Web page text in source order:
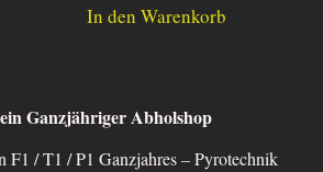
In den Warenkorb
Ganzjähriger Abholshop
F1 / T1 / P1 Ganzjahres – Pyrotechnik